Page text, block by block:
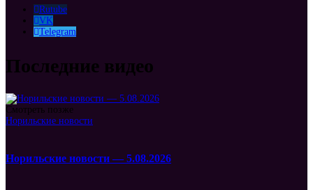
Rutube
VK
Telegram
Последние видео
Смотреть позже
Норильские новости
Норильские новости — 5.08.2026